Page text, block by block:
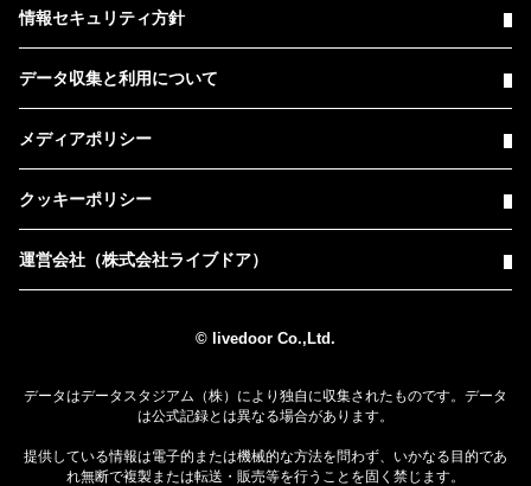
情報セキュリティ方針
データ収集と利用について
メディアポリシー
クッキーポリシー
運営会社（株式会社ライブドア）
© livedoor Co.,Ltd.
データはデータスタジアム（株）により独自に収集されたものです。データ
は公式記録とは異なる場合があります。
提供している情報は電子的または機械的な方法を問わず、いかなる目的であ
れ無断で複製または転送・販売等を行うことを固く禁じます。